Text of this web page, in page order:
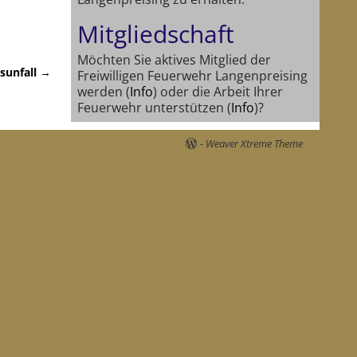
→
Mitgliedschaft
Möchten Sie aktives Mitglied der
Freiwilligen Feuerwehr Langenpreising
werden (Info) oder die Arbeit Ihrer
Feuerwehr unterstützen (Info)?
- Weaver Xtreme Theme